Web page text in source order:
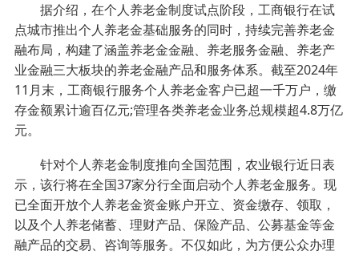
据介绍，在个人养老金制度试点阶段，工商银行在试
点城市推出个人养老金基础服务的同时，持续完善养老金
融布局，构建了涵盖养老金金融、养老服务金融、养老产
业金融三大板块的养老金融产品和服务体系。截至2024年
11月末，工商银行服务个人养老金客户已超一千万户，缴
存金额累计逾百亿元;管理各类养老金业务总规模超4.8万亿
元。
针对个人养老金制度推向全国范围，农业银行近日表
示，该行将在全国37家分行全面启动个人养老金服务。现
已全面开放个人养老金资金账户开立、资金缴存、领取，
以及个人养老储蓄、理财产品、保险产品、公募基金等金
融产品的交易、咨询等服务。不仅如此，为方便公众办理